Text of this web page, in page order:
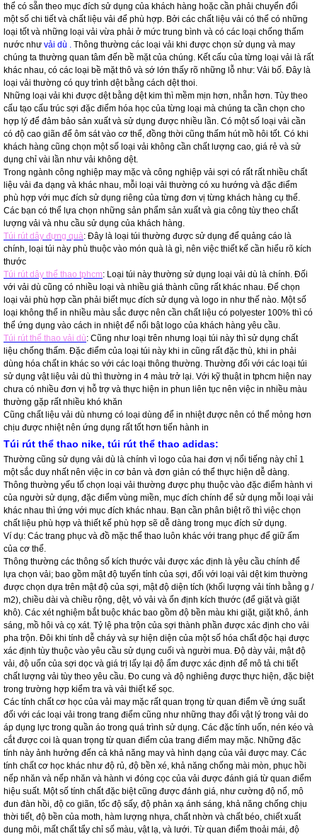
thể có sẵn theo mục đích sử dụng của khách hàng hoặc cần phải chuyển đổi
một số chi tiết và chất liệu vải để phù hợp. Bởi các chất liệu vải có thể có những
loại tốt và những loại vải vừa phải ở mức trung bình và có các loại chống thấm
nước như vải dù . Thông thường các loại vải khi được chọn sử dụng và may
chúng ta thường quan tâm đến bề mặt của chúng. Kết cấu của từng loại vải là rất
khác nhau, có các loại bề mặt thô và sớ lớn thấy rõ những lỗ như: Vải bố. Đây là
loại vải thường có quy trình dệt bằng cách dệt thoi.
Những loại vải khi được dệt bằng dệt kim thì mềm mịn hơn, nhẵn hơn. Tùy theo
cấu tạo cấu trúc sợi đặc điểm hóa học của từng loại mà chúng ta cần chọn cho
hợp lý để đảm bảo sản xuất và sử dụng được nhiều lần. Có một số loại vải cần
có độ cao giãn để ôm sát vào cơ thể, đồng thời cũng thấm hút mồ hôi tốt. Có khi
khách hàng cũng chọn một số loại vải không cần chất lượng cao, giá rẻ và sử
dụng chỉ vài lần như vải không dệt.
Trong ngành công nghiệp may mặc và công nghiệp vải sợi có rất rất nhiều chất
liệu vải đa dạng và khác nhau, mỗi loại vải thường có xu hướng và đặc điểm
phù hợp với mục đích sử dụng riêng của từng đơn vị từng khách hàng cụ thể.
Các bạn có thể lựa chọn những sản phẩm sản xuất và gia công tùy theo chất
lượng vải và nhu cầu sử dụng của khách hàng.
Túi rút dây đựng quà: Đây là loại túi thường được sử dụng để quảng cáo là
chính, loại túi này phù thuộc vào món quà là gì, nên việc thiết kế cần hiểu rõ kích
thước
Túi rút dây thể thao tphcm: Loại túi này thường sử dụng loại vải dù là chính. Đối
với vải dù cũng có nhiều loại và nhiều giá thành cũng rất khác nhau. Để chọn
loại vải phù hợp cần phải biết mục đích sử dụng và logo in như thế nào. Một số
loại không thể in nhiều màu sắc được nên cần chất liệu có polyester 100% thì có
thể ứng dụng vào cách in nhiệt để nổi bật logo của khách hàng yêu cầu.
Túi rút thể thao vải dù: Cũng như loại trên nhưng loại túi này thì sử dụng chất
liệu chống thấm. Đặc điểm của loại túi này khi in cũng rất đặc thù, khi in phải
dùng hóa chất in khác so với các loại thông thường. Thường đối với các loại túi
sử dụng vật liệu vải dù thì thường in 4 màu trở lại. Với kỹ thuật in tphcm hiện nay
chưa có nhiều đơn vị hỗ trợ và thực hiện in phun liên tục nên việc in nhiều màu
thường gặp rất nhiều khó khăn
Cũng chất liệu vải dù nhưng có loại dùng để in nhiệt được nên có thể mỏng hơn
chịu được nhiệt nên ứng dụng rất tốt hơn tiến hành in
Túi rút thể thao nike, túi rút thể thao adidas:
Thường cũng sử dụng vải dù là chính vì logo của hai đơn vị nổi tiếng này chỉ 1
một sắc duy nhất nên việc in cơ bản và đơn giản có thể thực hiện dễ dàng.
Thông thường yếu tố chọn loại vải thường được phụ thuộc vào đặc điểm hành vi
của người sử dụng, đặc điểm vùng miền, mục đích chính để sử dụng mỗi loại vải
khác nhau thì ứng với mục đích khác nhau. Bạn cần phân biệt rõ thì việc chọn
chất liệu phù hợp và thiết kế phù hợp sẽ dễ dàng trong mục đích sử dụng.
Ví dụ: Các trang phục và đồ mặc thể thao luôn khác với trang phục để giữ ấm
của cơ thể.
Thông thường các thông số kích thước vải được xác định là yêu cầu chính để
lựa chọn vải; bao gồm mật độ tuyến tính của sợi, đối với loại vải dệt kim thường
được chọn dựa trên mật độ của sợi, mật độ diện tích (khối lượng vải tính bằng g /
m2), chiều dài và chiều rộng, dệt, vỏ vải và ổn định kích thước (để giặt và giặt
khô). Các xét nghiệm bắt buộc khác bao gồm độ bền màu khi giặt, giặt khô, ánh
sáng, mồ hôi và cọ xát. Tỷ lệ pha trộn của sợi thành phần được xác định cho vải
pha trộn. Đôi khi tính dễ cháy và sự hiện diện của một số hóa chất độc hại được
xác định tùy thuộc vào yêu cầu sử dụng cuối và người mua. Độ dày vải, mật độ
vải, độ uốn của sợi dọc và giá trị lấy lại độ ẩm được xác định để mô tả chi tiết
chất lượng vải tùy theo yêu cầu. Đo cung và độ nghiêng được thực hiện, đặc biệt
trong trường hợp kiểm tra và vải thiết kế sọc.
Các tính chất cơ học của vải may mặc rất quan trọng từ quan điểm về ứng suất
đối với các loại vải trong trang điểm cũng như những thay đổi vật lý trong vải do
áp dụng lực trong quần áo trong quá trình sử dụng. Các đặc tính uốn, nén kéo và
cắt được coi là quan trọng từ quan điểm của trang điểm may mặc. Những đặc
tính này ảnh hưởng đến cả khả năng may và hình dạng của vải được may. Các
tính chất cơ học khác như độ rủ, độ bền xé, khả năng chống mài mòn, phục hồi
nếp nhăn và nếp nhăn và hành vi đóng cọc của vải được đánh giá từ quan điểm
hiệu suất. Một số tính chất đặc biệt cũng được đánh giá, như cường độ nổ, mô
đun đàn hồi, độ co giãn, tốc độ sấy, độ phản xạ ánh sáng, khả năng chống chịu
thời tiết, độ bền của moth, hàm lượng nhựa, chất nhờn và chất béo, chiết xuất
dung môi, mất chất tẩy chỉ số màu, vật lạ, và lưới. Từ quan điểm thoải mái, độ